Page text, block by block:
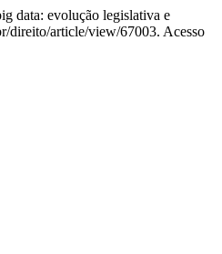
data: evolução legislativa e
direito/article/view/67003. Acesso